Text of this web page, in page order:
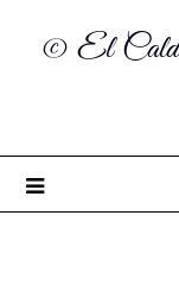
© El